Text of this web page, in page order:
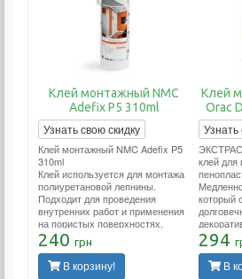
Клей монтажный NMC
Adefix P5 310ml
Узнать свою скидку
Клей монтажный NMC Adefix P5
310ml
Клей используется для монтажа
полиуретановой лепнины.
Подходит для проведения
внутренних работ и применения
на пористых поверхностях.
Расход тюбика 12 метров
погонных.
240 грн
В корзину!
Клей
Orac
Узнать
клей для
который
стенах
для
работ и
294
В